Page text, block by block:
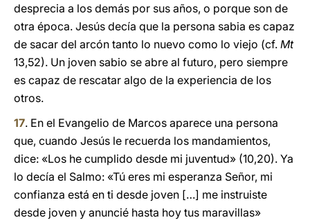
desprecia a los demás por sus años, o porque son de
otra época. Jesús decía que la persona sabia es capaz
de sacar del arcón tanto lo nuevo como lo viejo (cf. Mt
13,52). Un joven sabio se abre al futuro, pero siempre
es capaz de rescatar algo de la experiencia de los
otros.
17. En el Evangelio de Marcos aparece una persona
que, cuando Jesús le recuerda los mandamientos,
dice: «Los he cumplido desde mi juventud» (10,20). Ya
lo decía el Salmo: «Tú eres mi esperanza Señor, mi
confianza está en ti desde joven […] me instruiste
desde joven y anuncié hasta hoy tus maravillas»